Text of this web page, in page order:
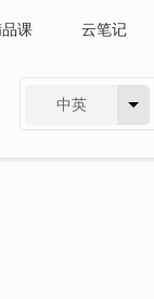
课 云笔记
中英